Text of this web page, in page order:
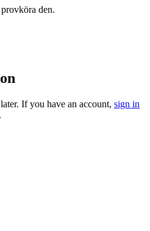
den.
If you have an account, sign in